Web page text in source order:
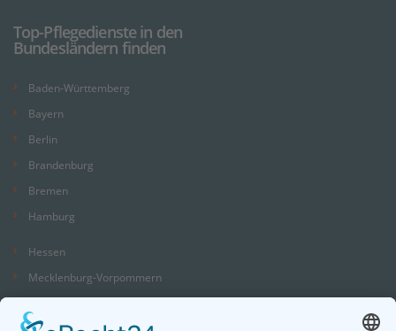
Top-Pflegedienste in den
Bundesländern finden
Baden-Württemberg
Bayern
Berlin
Brandenburg
Bremen
Hamburg
Hessen
Mecklenburg-Vorpommern